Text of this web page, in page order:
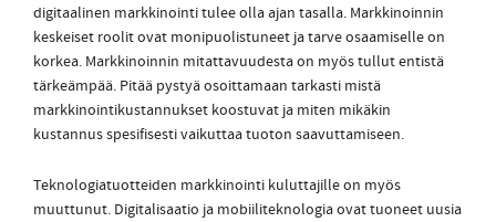
digitaalinen markkinointi tulee olla ajan tasalla. Markkinoinnin
keskeiset roolit ovat monipuolistuneet ja tarve osaamiselle on
korkea. Markkinoinnin mitattavuudesta on myös tullut entistä
tärkeämpää. Pitää pystyä osoittamaan tarkasti mistä
markkinointikustannukset koostuvat ja miten mikäkin
kustannus spesifisesti vaikuttaa tuoton saavuttamiseen.
Teknologiatuotteiden markkinointi kuluttajille on myös
muuttunut. Digitalisaatio ja mobiiliteknologia ovat tuoneet uusia